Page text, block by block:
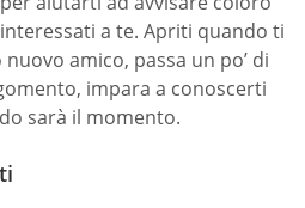
a te. Apriti quando ti
amico, passa un po’ di
impara a conoscerti
sarà il momento.